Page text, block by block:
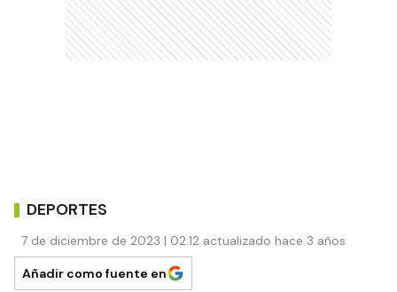
DEPORTES
7 de diciembre de 2023 | 02:12 actualizado hace 3 años
Añadir como fuente en